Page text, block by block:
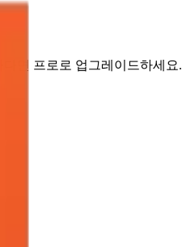
면 프로로 업그레이드하세요.